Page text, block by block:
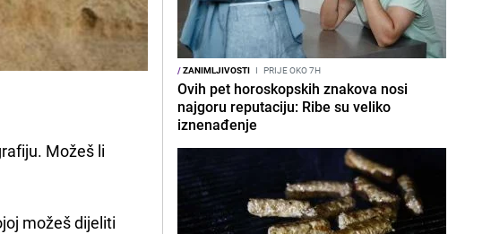
Možeš li
možeš dijeliti
/ZANIMLJIVOSTI I PRIJE OKO 7H
Ovih pet horoskopskih znakova nosi
najgoru reputaciju: Ribe su veliko
iznenađenje